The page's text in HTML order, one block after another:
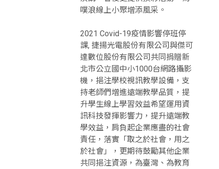
噗浪線上小聚增添風采。
2021 Covid-19疫情影響停班停
課, 捷揚光電股份有限公司與傑可
達數位股份有限公司共同捐贈新
北市公立國中小1000台網路攝影
機，挹注學校視訊教學設備，支
持老師們增進遠端教學品質，提
升學生線上學習效益希望運用資
訊科技發揮影響力，提升遠端教
學效益，肩負起企業應盡的社會
責任，落實「取之於社會，用之
於社會」，更期待鼓勵其他企業
共同挹注資源，為臺灣、為教育